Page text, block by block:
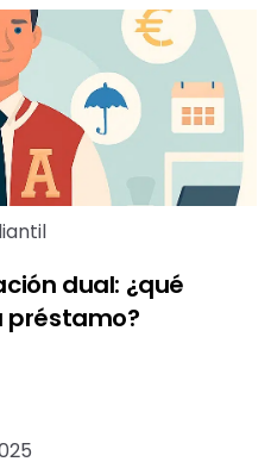
dual: ¿qué
préstamo?